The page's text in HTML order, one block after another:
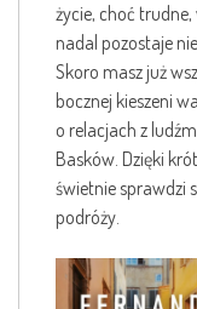
życie, choć
nadal pozostaje
Skoro masz już
bocznej kieszeni
o relacjach z
Basków. Dzięki
świetnie sprawdzi
podróży.